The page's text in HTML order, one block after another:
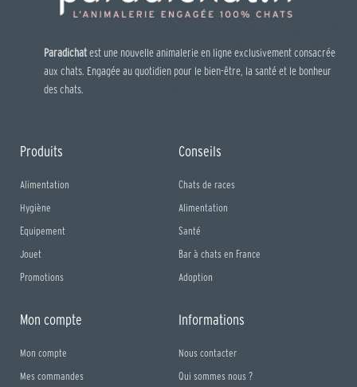
Paradichatest une nouvelle animalerie en ligne exclusivement consacrée
aux chats. Engagée au quotidien pour le bien-être, la santé et le bonheur
des chats.
Produits
Alimentation
Hygiène
Equipement
Jouet
Promotions
Conseils
Chats de races
Alimentation
Santé
Bar à chats en France
Adoption
Mon compte
Mon compte
Mes commandes
Informations
Nous contacter
Qui sommes nous ?